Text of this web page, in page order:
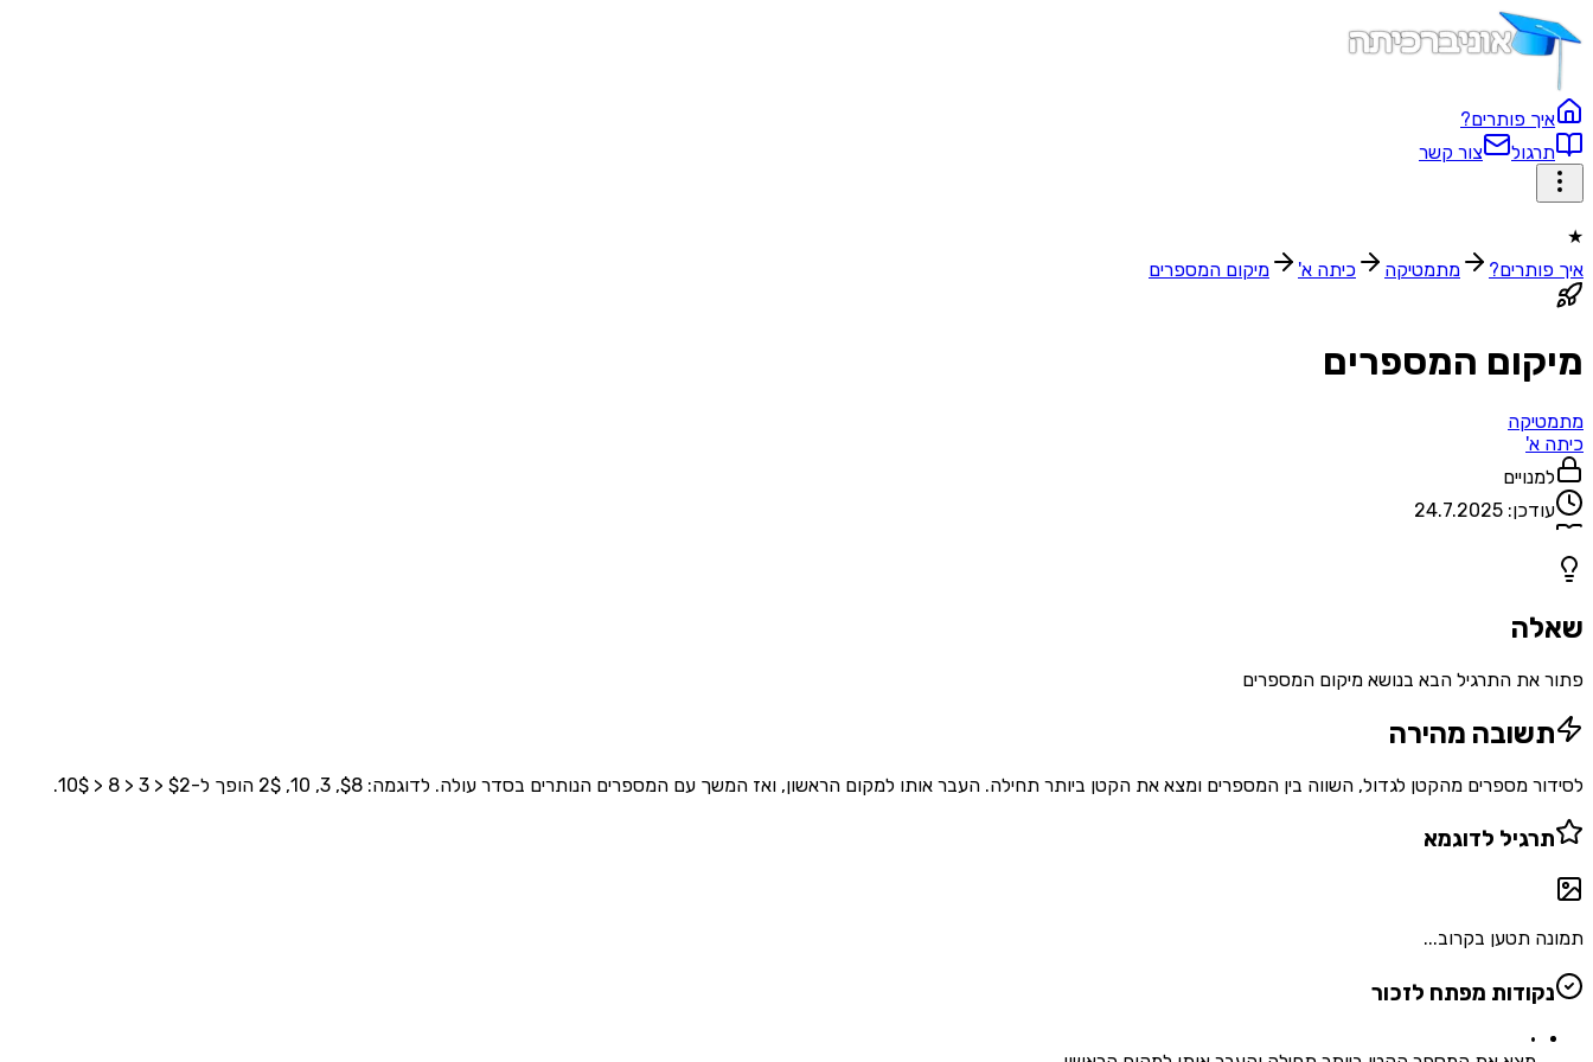
איך פותרים?
תרגול
צור קשר
★
איך פותרים?
מתמטיקה כיתה א' מיקום המספרים
מיקום המספרים
מתמטיקה
כיתה א'
למנויים
עודכן: 24.7.2025
שאלה
פתור את התרגיל הבא בנושא מיקום המספרים
תשובה מהירה
לסידור מספרים מהקטן לגדול, השווה בין המספרים ומצא את הקטן ביותר תחילה. העבר אותו למקום הראשון, ואז המשך עם המספרים הנותרים בסדר עולה. לדוגמה: $8, 3, 10, 2$ הופך ל-$2 < 3 < 8 < 10$.
תרגיל לדוגמא
תמונה תטען בקרוב...
נקודות מפתח לזכור
•